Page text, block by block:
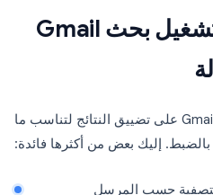
6. استخدم عوامل تشغيل بحث Gmail
تعمل عوامل تشغيل بحث Gmail على تضييق النتائج لتناسب ما
بالضبط. إليك بعض من أكثرها فائدة:
حسب المرسل